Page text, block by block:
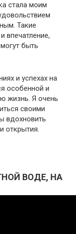
стала моим
Такие
впечатление,
быть
и успехах на
особенной и
жизнь. Я очень
своими
вдохновить
открытия.
ВОДЕ, НА